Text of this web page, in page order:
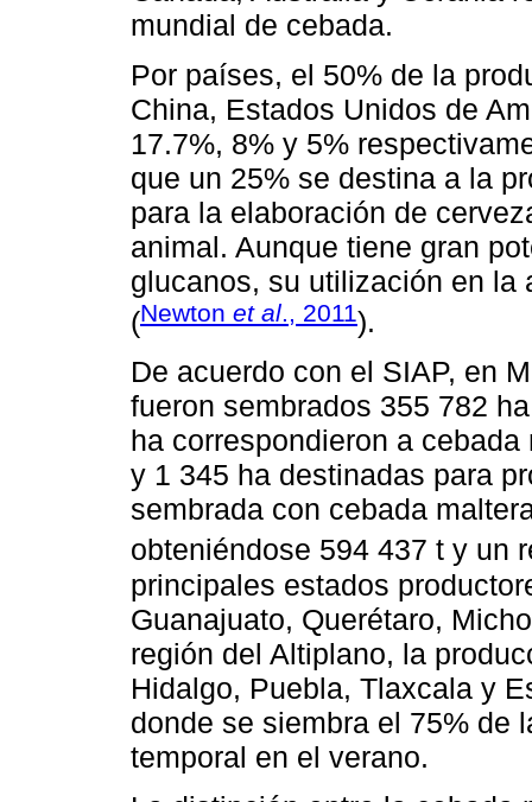
mundial de cebada.
Por países, el 50% de la
China, Estados Unidos de
17.7%, 8% y 5%
que un 25% se destina a la
para la elaboración de
animal. Aunque tiene gran
glucanos, su utilización en la
(Newton et al., 2011).
De acuerdo con el SIAP, en
fueron sembrados 355 782
ha correspondieron a
y 1 345 ha destinadas para
sembrada con cebada
obteniéndose 594 437 t y un
principales estados
Guanajuato, Querétaro,
región del Altiplano, la
Hidalgo, Puebla, Tlaxcala y
donde se siembra el 75% de
temporal en el verano.